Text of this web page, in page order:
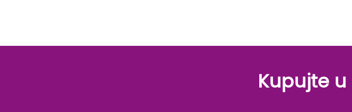
Kupujte